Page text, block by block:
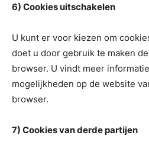
6) Cookies uitschakelen
U kunt er voor kiezen om
doet u door gebruik te maken
browser. U vindt meer
mogelijkheden op de website
browser.
7) Cookies van derde partijen